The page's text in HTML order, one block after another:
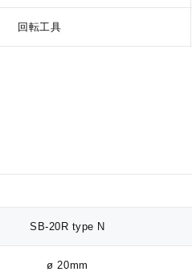
回転工具
SB-20R type N
ø 20mm